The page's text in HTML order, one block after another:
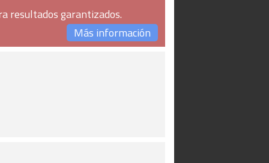
resultados garantizados.
Más información